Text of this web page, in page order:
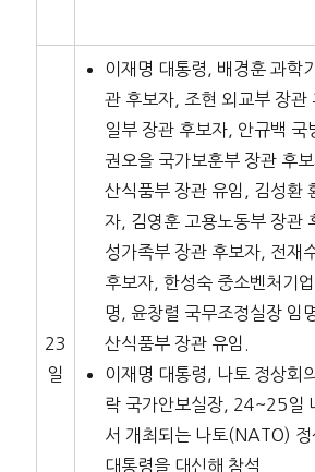
23
일
이재명 대통령, 배경훈 과학
관 후보자, 조현 외교부 장관
일부 장관 후보자, 안규백 국
권오을 국가보훈부 장관 후
산식품부 장관 유임, 김성환
자, 김영훈 고용노동부 장관
성가족부 장관 후보자, 전재
후보자, 한성숙 중소벤처기
명, 윤창렬 국무조정실장 임
산식품부 장관 유임.
이재명 대통령, 나토 정상회
락 국가안보실장, 24~25일
서 개최되는 나토(NATO) 정
대통령을 대신해 참석